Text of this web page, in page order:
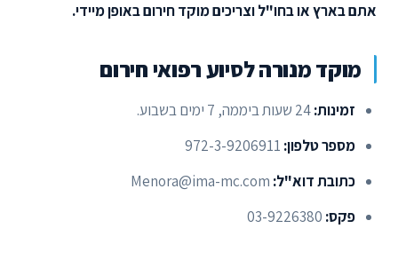
אתם בארץ או בחו"ל וצריכים מוקד חירום באופן מיידי.
מוקד מנורה לסיוע רפואי חירום
זמינות:
מספר טלפון:
כתובת דוא"ל: Menora@ima-mc.com
פקס: